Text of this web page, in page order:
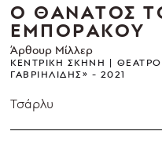
Ο ΘΑΝΑΤΟΣ
ΕΜΠΟΡΑΚΟΥ
Άρθουρ Μίλλερ
ΚΕΝΤΡΙΚΉ ΣΚΗΝΉ
ΓΑΒΡΙΗΛΊΔΗΣ»
2021
Τσάρλυ